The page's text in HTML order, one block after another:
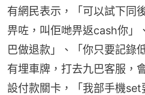
有網民表示，「可以試下同
畀咗，叫佢哋畀返cash你」
巴做退款」、「你只要記錄
有埋車牌，打去九巴客服，
設付款關卡，「我部手機set